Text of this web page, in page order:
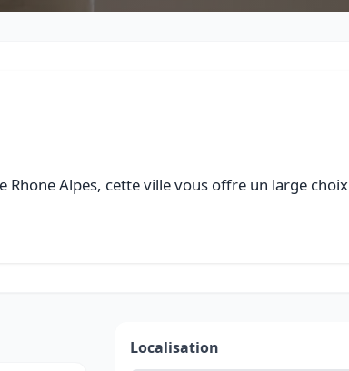
Alpes, cette ville vous offre un large choix
Localisation